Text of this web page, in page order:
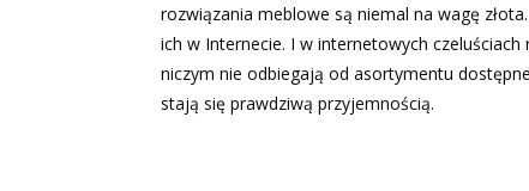
rozwiązania meblowe są niemal na wagę
ich w Internecie. I w internetowych
niczym nie odbiegają od asortymentu
stają się prawdziwą przyjemnością.